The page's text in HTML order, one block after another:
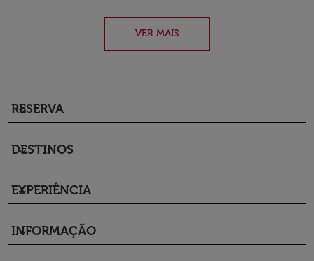
VER MAIS
RESERVA
keyboard_arrow_down
DESTINOS
keyboard_arrow_down
EXPERIÊNCIA
keyboard_arrow_down
INFORMAÇÃO
keyboard_arrow_down